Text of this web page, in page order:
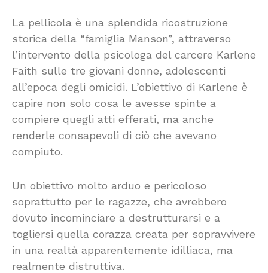
La pellicola è una splendida ricostruzione
storica della “famiglia Manson”, attraverso
l’intervento della psicologa del carcere Karlene
Faith sulle tre giovani donne, adolescenti
all’epoca degli omicidi. L’obiettivo di Karlene è
capire non solo cosa le avesse spinte a
compiere quegli atti efferati, ma anche
renderle consapevoli di ciò che avevano
compiuto.
Un obiettivo molto arduo e pericoloso
soprattutto per le ragazze, che avrebbero
dovuto incominciare a destrutturarsi e a
togliersi quella corazza creata per sopravvivere
in una realtà apparentemente idilliaca, ma
realmente distruttiva.